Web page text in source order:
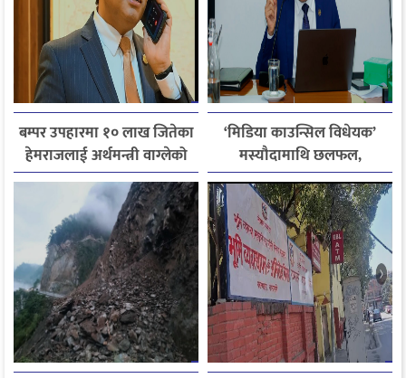
बम्पर उपहारमा १० लाख जितेका
हेमराजलाई अर्थमन्त्री वाग्लेको
फोन, रुपन्देहीकी सपनाले
जितिन् एक लाख
‘मिडिया काउन्सिल विधेयक’
मस्यौदामाथि छलफल,
एआईदेखि पत्रकारको
लाइसेन्ससम्मका विषयमा
सुझाव